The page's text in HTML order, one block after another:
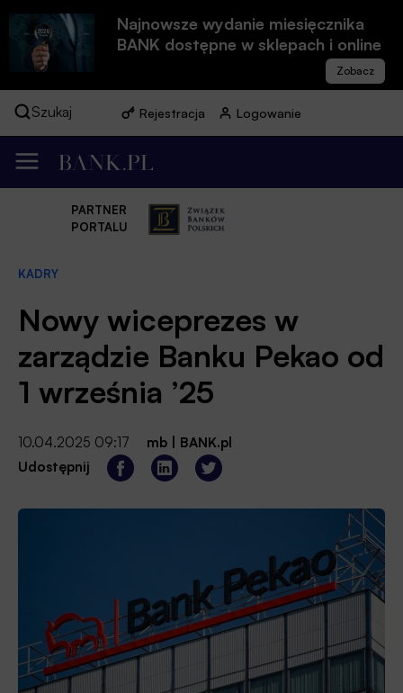
Najnowsze wydanie miesięcznika
BANK dostępne w sklepach i online
Szukaj Rejestracja Logowanie
PARTNER
PORTALU
KADRY
Nowy wiceprezes w
zarządzie Banku Pekao od
1 września ’25
10.04.2025 09:17 mb
BANK.pl
Udostępnij